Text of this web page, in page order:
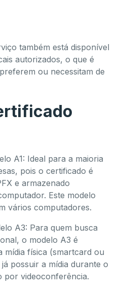
também está disponível
autorizados, o que é
ou necessitam de
A1: Ideal para a maioria
pois o certificado é
e armazenado
Este modelo
vários computadores.
A3: Para quem busca
o modelo A3 é
mídia física (smartcard ou
possuir a mídia durante o
por videoconferência.